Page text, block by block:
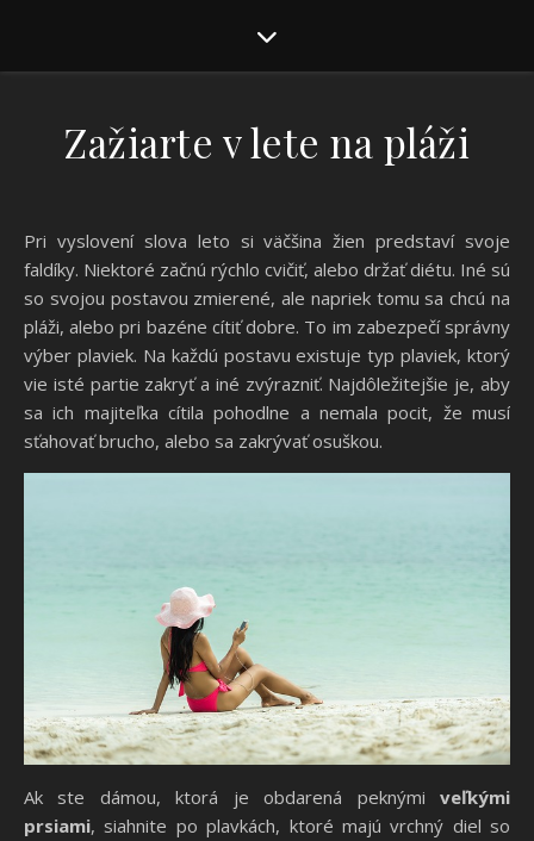
Zažiarte v lete na pláži
Pri vyslovení slova leto si väčšina žien predstaví svoje
faldíky. Niektoré začnú rýchlo cvičiť, alebo držať diétu. Iné sú
so svojou postavou zmierené, ale napriek tomu sa chcú na
pláži, alebo pri bazéne cítiť dobre. To im zabezpečí správny
výber plaviek. Na každú postavu existuje typ plaviek, ktorý
vie isté partie zakryť a iné zvýrazniť. Najdôležitejšie je, aby
sa ich majiteľka cítila pohodlne a nemala pocit, že musí
sťahovať brucho, alebo sa zakrývať osuškou.
Ak ste dámou, ktorá je obdarená peknými veľkými
prsiami, siahnite po plavkách, ktoré majú vrchný diel so